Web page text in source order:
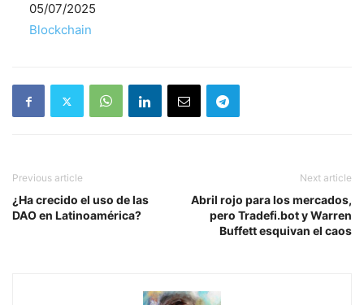
Fecha
05/07/2025
Respecto a
Blockchain
Previous article
¿Ha crecido el uso de las
DAO en Latinoamérica?
Next article
Abril rojo para los mercados,
pero Tradefi.bot y Warren
Buffett esquivan el caos